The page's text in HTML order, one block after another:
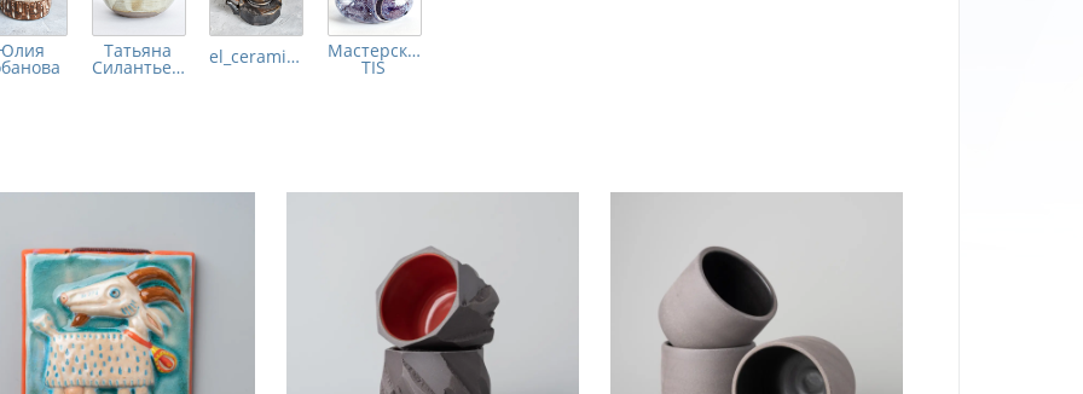
Татьяна
Силантьева el_ceramica Мастерская
TIS